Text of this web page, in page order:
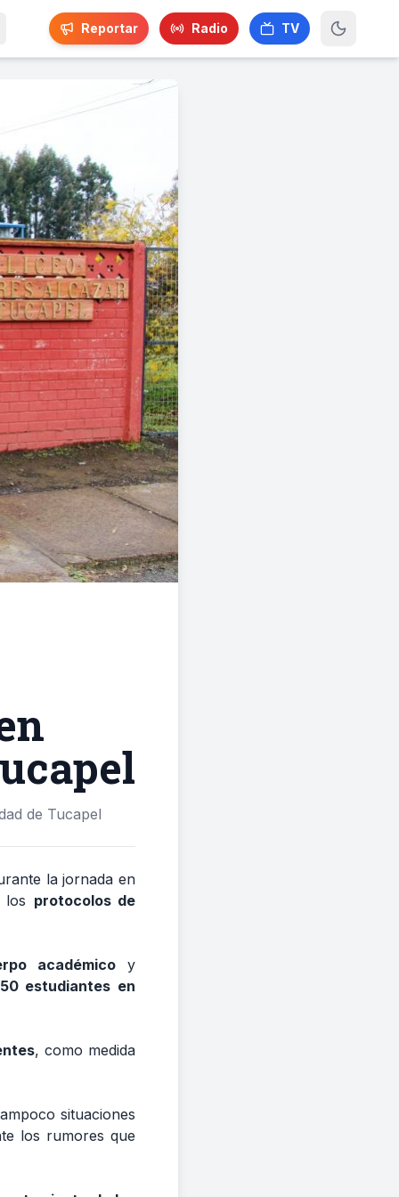
Reportar Radio TV
de Tucapel
la jornada en
los protocolos de
académico y
estudiantes en
, como medida
situaciones
los rumores que